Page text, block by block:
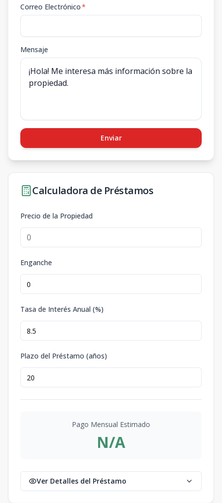
Correo Electrónico*
Mensaje
Enviar
Calculadora de Préstamos
Precio de la Propiedad
Enganche
Tasa de Interés Anual (%)
Plazo del Préstamo (años)
Pago Mensual Estimado
N/A
Ver Detalles del Préstamo